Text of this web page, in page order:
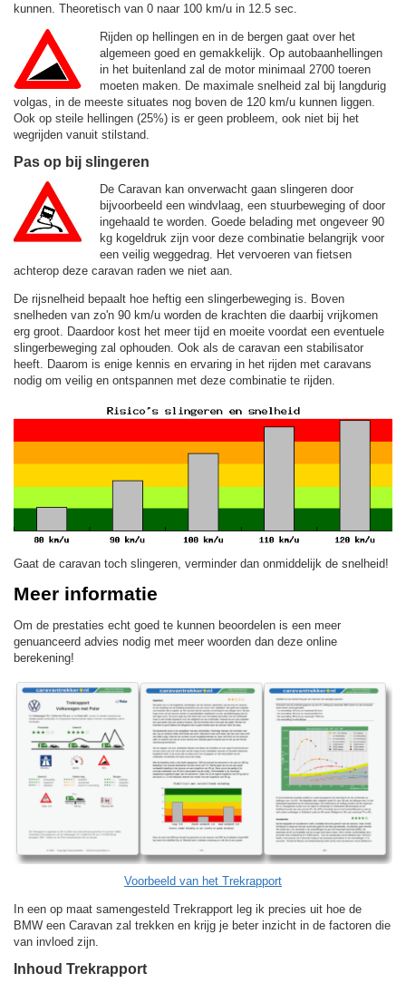
kunnen. Theoretisch van 0 naar 100 km/u in 12.5 sec.
Rijden op hellingen en in de bergen gaat over het
algemeen goed en gemakkelijk. Op autobaanhellingen
in het buitenland zal de motor minimaal 2700 toeren
moeten maken. De maximale snelheid zal bij langdurig
volgas, in de meeste situates nog boven de 120 km/u kunnen liggen.
Ook op steile hellingen (25%) is er geen probleem, ook niet bij het
wegrijden vanuit stilstand.
Pas op bij slingeren
De Caravan kan onverwacht gaan slingeren door
bijvoorbeeld een windvlaag, een stuurbeweging of door
ingehaald te worden. Goede belading met ongeveer 90
kg kogeldruk zijn voor deze combinatie belangrijk voor
een veilig weggedrag. Het vervoeren van fietsen
achterop deze caravan raden we niet aan.
De rijsnelheid bepaalt hoe heftig een slingerbeweging is. Boven
snelheden van zo'n 90 km/u worden de krachten die daarbij vrijkomen
erg groot. Daardoor kost het meer tijd en moeite voordat een eventuele
slingerbeweging zal ophouden. Ook als de caravan een stabilisator
heeft. Daarom is enige kennis en ervaring in het rijden met caravans
nodig om veilig en ontspannen met deze combinatie te rijden.
Gaat de caravan toch slingeren, verminder dan onmiddelijk de snelheid!
Meer informatie
Om de prestaties echt goed te kunnen beoordelen is een meer
genuanceerd advies nodig met meer woorden dan deze online
berekening!
Voorbeeld van het Trekrapport
In een op maat samengesteld Trekrapport leg ik precies uit hoe de
BMW een Caravan zal trekken en krijg je beter inzicht in de factoren die
van invloed zijn.
Inhoud Trekrapport